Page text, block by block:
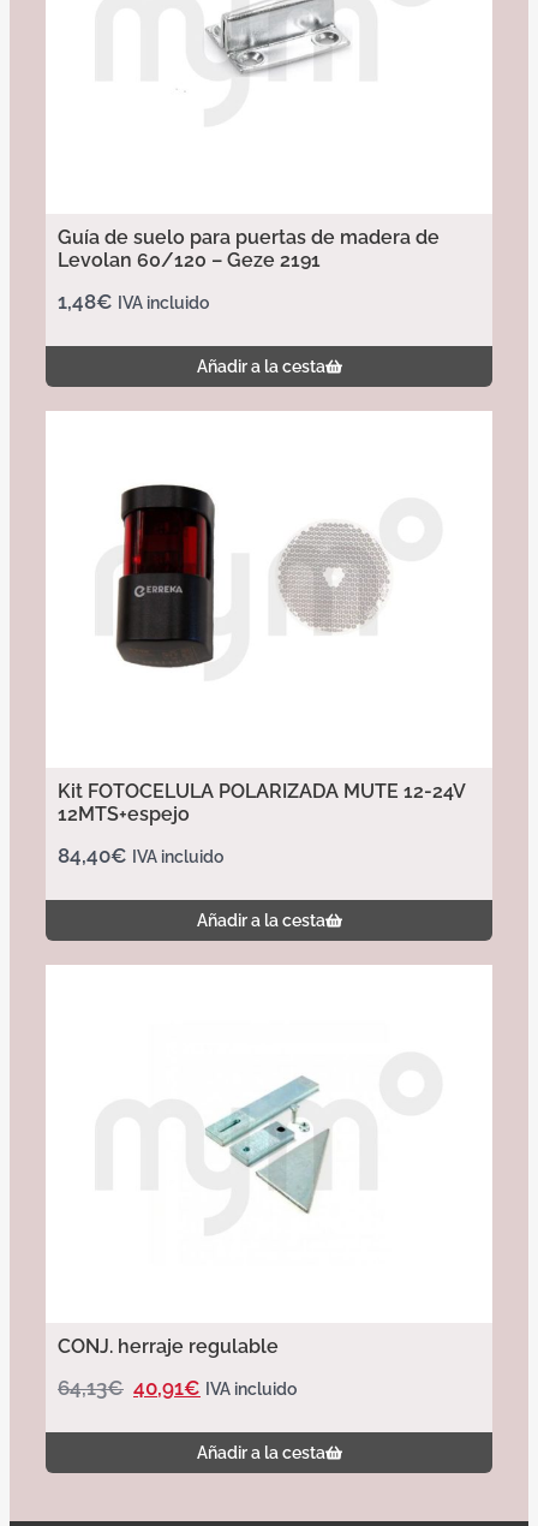
Guía de suelo para puertas de madera de
Levolan 60/120 – Geze 2191
1,48€ IVA incluido
Añadir a la cesta
Kit FOTOCELULA POLARIZADA MUTE 12-24V
12MTS+espejo
84,40€ IVA incluido
Añadir a la cesta
CONJ. herraje regulable
64,13€ 40,91€ IVA incluido
Añadir a la cesta